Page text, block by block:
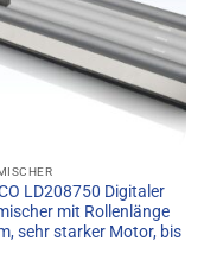
LD208750 Digitaler
mit Rollenlänge
sehr starker Motor, bis